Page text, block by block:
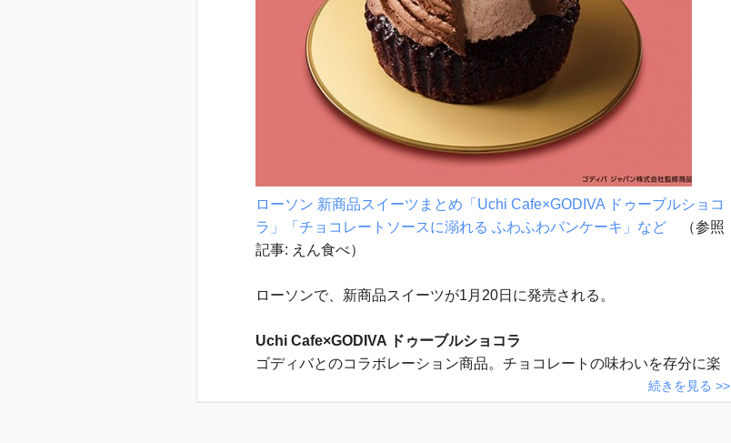
ローソン 新商品スイーツまとめ「Uchi Cafe×GODIVA ドゥーブルショコ
ラ」「チョコレートソースに溺れる ふわふわパンケーキ」など （参照
記事: えん食べ）
ローソンで、新商品スイーツが1月20日に発売される。
Uchi Cafe×GODIVA ドゥーブルショコラ
ゴディバとのコラボレーション商品。チョコレートの味わいを存分に楽
続きを見る >>